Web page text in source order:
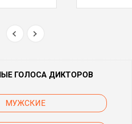
ГОЛОСА ДИКТОРОВ
МУЖСКИЕ